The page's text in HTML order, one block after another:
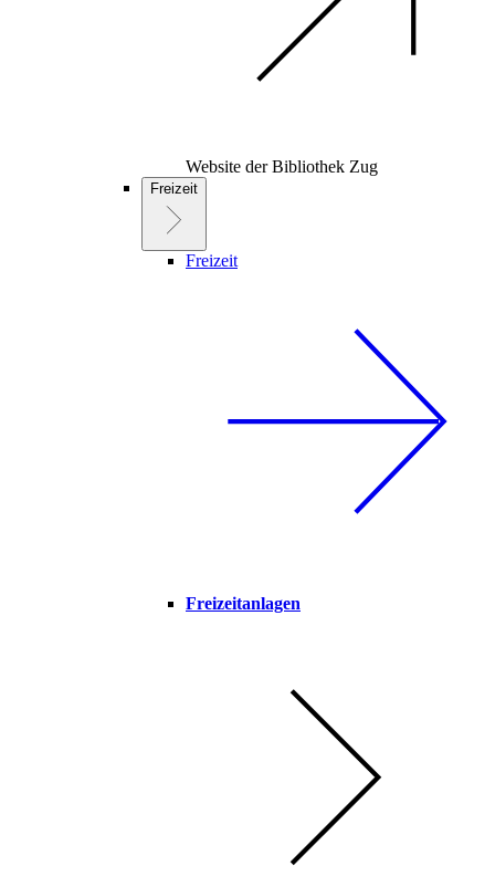
Website der Bibliothek Zug
Freizeit
Freizeit
Freizeitanlagen